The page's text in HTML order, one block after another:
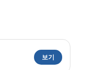
보기